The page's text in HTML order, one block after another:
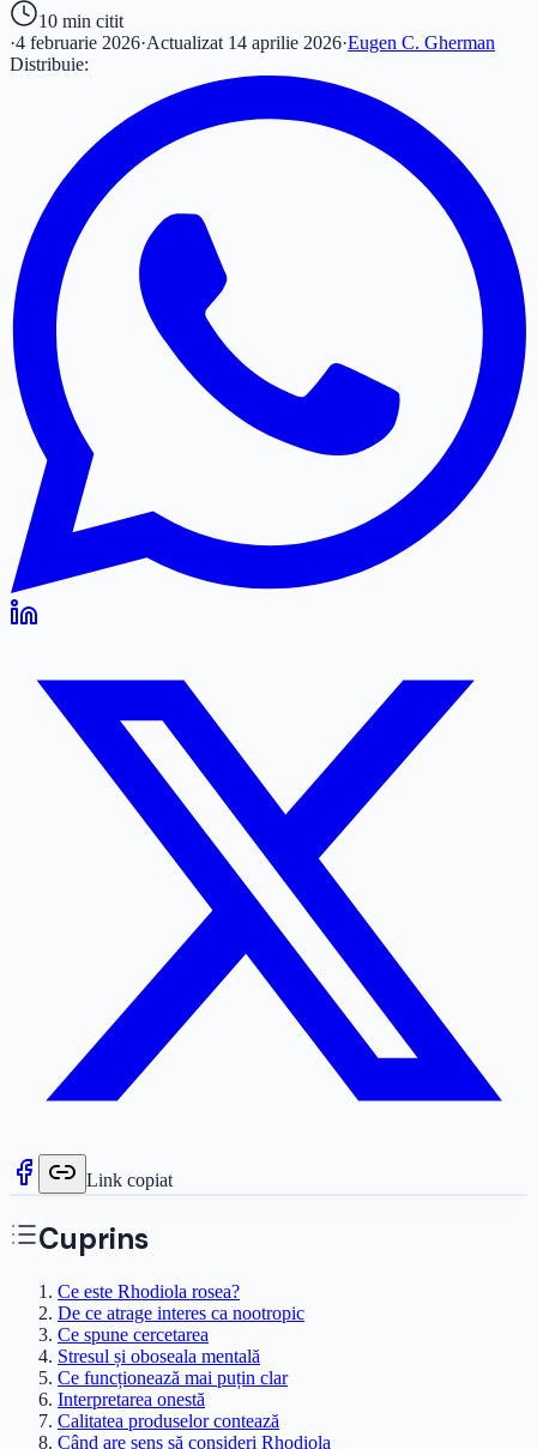
10 min citit
·4 februarie 2026·Actualizat 14 aprilie 2026·Eugen C. Gherman
Distribuie:
Link copiat
Cuprins
Ce este Rhodiola rosea?
De ce atrage interes ca nootropic
Ce spune cercetarea
Stresul și oboseala mentală
Ce funcționează mai puțin clar
Interpretarea onestă
Calitatea produselor contează
Când are sens să consideri Rhodiola